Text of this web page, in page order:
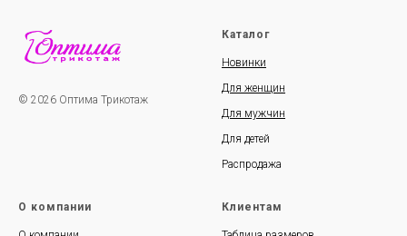
© 2026 Оптима Трикотаж
Каталог
Новинки
Для женщин
Для мужчин
Для детей
Распродажа
О компании Клиентам